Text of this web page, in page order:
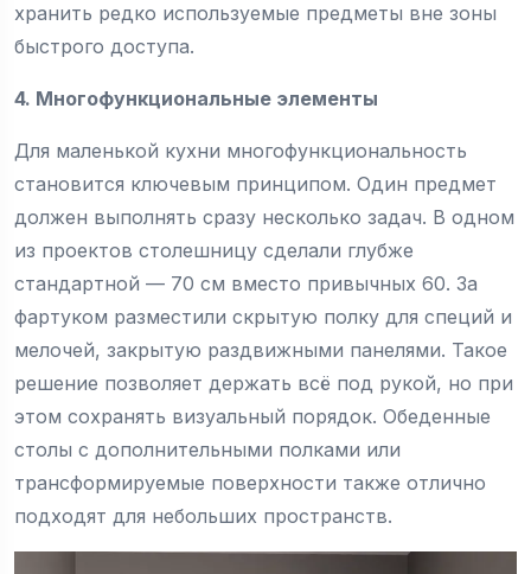
хранить редко используемые предметы вне зоны
быстрого доступа.
4. Многофункциональные элементы
Для маленькой кухни многофункциональность
становится ключевым принципом. Один предмет
должен выполнять сразу несколько задач. В одном
из проектов столешницу сделали глубже
стандартной — 70 см вместо привычных 60. За
фартуком разместили скрытую полку для специй и
мелочей, закрытую раздвижными панелями. Такое
решение позволяет держать всё под рукой, но при
этом сохранять визуальный порядок. Обеденные
столы с дополнительными полками или
трансформируемые поверхности также отлично
подходят для небольших пространств.